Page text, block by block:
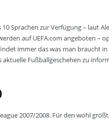
Sprachen zur Verfügung – laut
auf UEFA.com angeboten
immer das was man braucht
Fußballgeschehen zu
2007/2008. Für den wohl